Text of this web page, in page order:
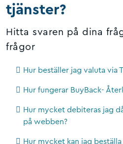
tjänster?
Hitta svaren på dina
frågor
Hur beställer jag valuta via
Hur fungerar BuyBack-
Hur mycket debiteras jag
på webben?
Hur mycket kan jag